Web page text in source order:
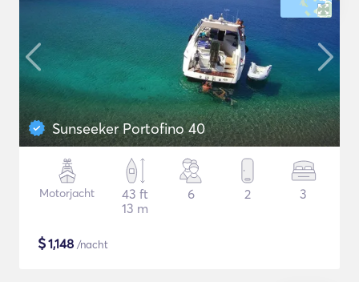
Sunseeker Portofino 40
Motorjacht
43 ft
13 m
6 2 3
$1,148 /nacht